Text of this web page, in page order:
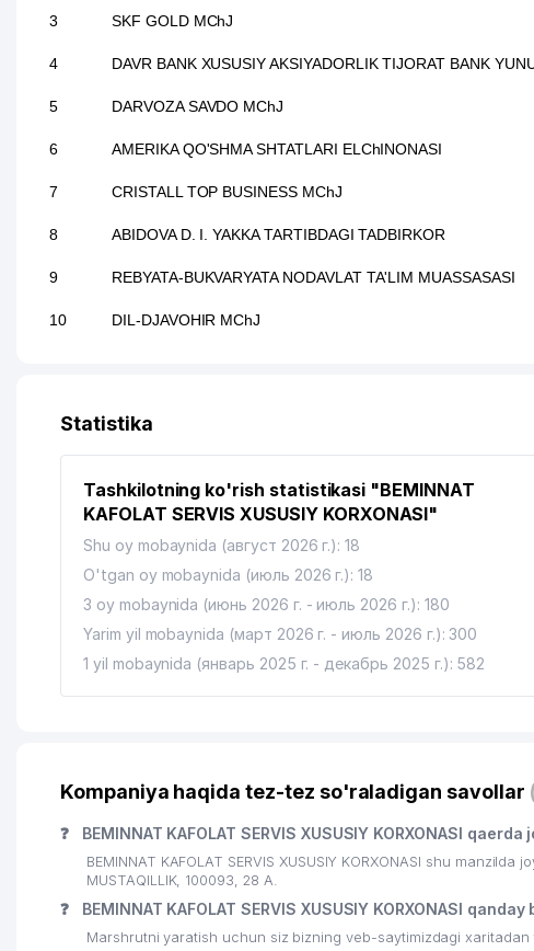
3 SKF GOLD MChJ
4 DAVR BANK XUSUSIY AKSIYADORLIK TIJORAT BANK
5 DARVOZA SAVDO MChJ
6 AMERIKA QO'SHMA SHTATLARI ELChINONASI
7 CRISTALL TOP BUSINESS MChJ
8 ABIDOVA D. I. YAKKA TARTIBDAGI TADBIRKOR
9 REBYATA-BUKVARYATA NODAVLAT TA'LIM MUASSASASI
10 DIL-DJAVOHIR MChJ
Statistika
Tashkilotning ko'rish statistikasi "BEMINNAT
KAFOLAT SERVIS XUSUSIY KORXONASI"
Shu oy mobaynida (август 2026 г.): 18
O'tgan oy mobaynida (июль 2026 г.): 18
3 oy mobaynida (июнь 2026 г. - июль 2026 г.): 180
Yarim yil mobaynida (март 2026 г. - июль 2026 г.): 300
1 yil mobaynida (январь 2025 г. - декабрь 2025 г.): 582
Kompaniya haqida tez-tez so'raladigan savollar
❓ BEMINNAT KAFOLAT SERVIS XUSUSIY KORXONASI
BEMINNAT KAFOLAT SERVIS XUSUSIY KORXONASI shu
MUSTAQILLIK, 100093, 28 A.
❓ BEMINNAT KAFOLAT SERVIS XUSUSIY KORXONASI
Marshrutni yaratish uchun siz bizning veb-saytimizdagi xaritadan